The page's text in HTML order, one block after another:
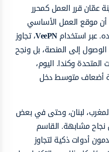
عمّان قرر العمل كمحرر
أن موقع العمل الأساسي
عبر استخدامVeePN، تجاوز
إلى المنصة، بل ونجح
وكندا. اليوم،
أضعاف متوسط دخل
لبنان، وحتى في بعض
نجاح مشابهة. القاسم
أدوات ذكية لتجاوز